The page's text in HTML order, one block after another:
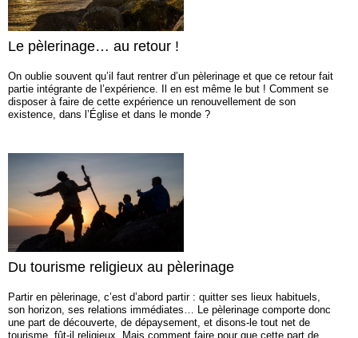
Le pèlerinage… au retour !
On oublie souvent qu’il faut rentrer d’un pèlerinage et que ce retour fait
partie intégrante de l’expérience. Il en est même le but ! Comment se
disposer à faire de cette expérience un renouvellement de son
existence, dans l’Église et dans le monde ?
Du tourisme religieux au pèlerinage
Partir en pèlerinage, c’est d’abord partir : quitter ses lieux habituels,
son horizon, ses relations immédiates… Le pèlerinage comporte donc
une part de découverte, de dépaysement, et disons-le tout net de
tourisme, fût-il religieux. Mais comment faire pour que cette part de